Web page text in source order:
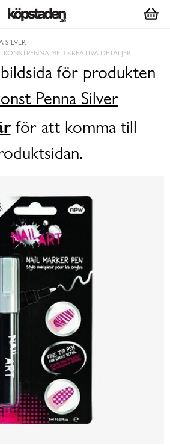
SILVER
MED KREATIVA DETALJER
för produkten
Penna Silver
för att komma till